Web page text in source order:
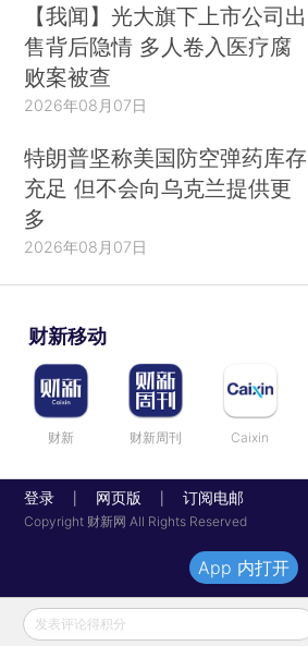
【我闻】光大旗下上市公司出
售背后隐情 多人卷入医疗腐
败案被查
2026年08月07日
特朗普坚称美国防空弹药库存
充足 但不会向乌克兰提供更
多
2026年08月07日
财新移动
财新 财新周刊 Caixin
登录 网页版 订阅电邮
Copyright 财新网 All Rights Reserved
发表评论得积分
App 内打开